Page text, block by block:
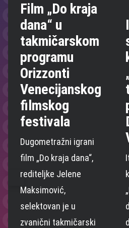
Film „Do kraja
dana“ u
takmičarskom
programu
Orizzonti
Venecijanskog
filmskog
festivala
Dugometražni igrani
film „Do kraja dana“,
rediteljke Jelene
Maksimović,
selektovan je u
zvanični takmičarski